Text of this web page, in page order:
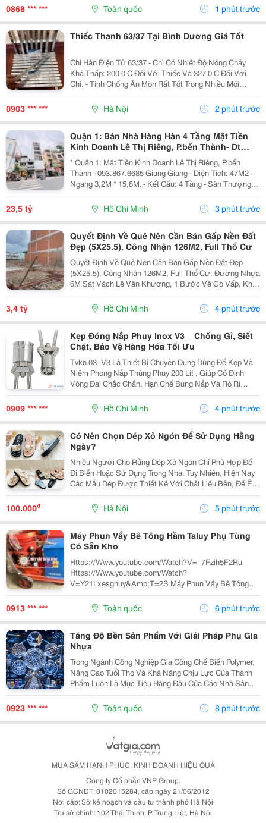
0868 *** *** Toàn quốc 1 phút trước
Thiếc Thanh 63/37 Tại Bình Dương Giá Tốt
Chì Hàn Điện Tử 63/37 - Chì Có Nhiệt Độ Nóng Chảy
Khá Thấp: 200 0 C Đối Với Thiếc Và 327 0 C Đối Với
Chì. - Tính Chống Ăn Mòn Rất Tốt Trong Nhiều Môi
Trường. + Ứng Dụng: - Dùng Để Hàn Dùng Trong Lĩnh
Vực Sản Xuất Quạt Điện, Bóng Điện, Bóng...
0903 *** *** Hà Nội 2 phút trước
Quận 1: Bán Nhà Hàng Hàn 4 Tầng Mặt Tiền
Kinh Doanh Lê Thị Riêng, P.bến Thành- Dt
47M2- Chính Chủ Giang Giang
* Quận 1: Mặt Tiền Kinh Doanh Lê Thị Riêng, P.bến
Thành - 093.867.6685 Giang Giang - Diện Tích: 47M2 -
Ngang 3,2M * 15,8M. - Kết Cấu: 4 Tầng - Sân Thượng. -
Sẵn Dòng Tiền Đều Hiện Đang Cho Nhà Hàn Hàn Quốc
Thuê. - Sổ Hồng Vuông Vức - Hoàn Công...
23,5 tỷ Hồ Chí Minh 3 phút trước
Quyết Định Về Quê Nên Cần Bán Gấp Nền Đất
Đẹp (5X25.5), Công Nhận 126M2, Full Thổ Cư
Quyết Định Về Quê Nên Cần Bán Gấp Nền Đất Đẹp
(5X25.5), Công Nhận 126M2, Full Thổ Cư. Đường Nhựa
6M Sát Vách Lê Văn Khương, 1 Bước Về Gò Vấp, Khu
Dân Cư Hiện Hữu Đông Kín Người Ở, Mình Mua Đã Xin
Nhà 4 Lầu Xây Ở, Nhưng Phát Sinh Việc Ngoài Quê
3,4 tỷ Hồ Chí Minh 4 phút trước
Kẹp Đóng Nắp Phuy Inox V3 _ Chống Gỉ, Siết
Chặt, Bảo Vệ Hàng Hóa Tối Ưu
Tvkn 03_V3 Là Thiết Bị Chuyên Dụng Dùng Để Kẹp Và
Niêm Phong Nắp Thùng Phuy 200 Lít , Giúp Cố Định
Vòng Đai Chắc Chắn, Hạn Chế Bung Nắp Và Rò Rỉ
Trong Quá Trình Lưu Kho, Vận Chuyển. Được Chế Tạo
Từ Inox Không Gỉ , Sản Phẩm Có Độ Bền Vượt Trội,
Thích...
0909 *** *** Hồ Chí Minh 4 phút trước
Có Nên Chọn Dép Xỏ Ngón Để Sử Dụng Hằng
Ngày?
Nhiều Người Cho Rằng Dép Xỏ Ngón Chỉ Phù Hợp Để
Đi Biển Hoặc Sử Dụng Trong Nhà. Tuy Nhiên, Hiện Nay
Các Mẫu Dép Được Thiết Kế Với Chất Liệu Bền, Đế Êm
Và Khả Năng Chống Trơn Trượt Nên Hoàn Toàn Có Thể
Sử Dụng Trong Nhiều Hoạt Động Hằng Ngày. Một...
100.000₫ Hà Nội 5 phút trước
Máy Phun Vẩy Bê Tông Hầm Taluy Phụ Tùng
Có Sẵn Kho
Https://Www.youtube.com/Watch?V=_7Fzih5F2Ru
Https://Www.youtube.com/Watch?
V=Y21Lxesghuy&Amp;T=2S Máy Phun Vẩy Bê Tông
Pz5 Nhỏ Gọn, Vận Chuyển Dễ Dàng, Hiệu Quả Công
Việc Cao, Chất Lượng Tốt, Bền Bỉ, Mạnh Mẽ, Giá Cả
Hợp Lý. Máy Phu Vẩy Bê Tông...
0913 *** *** Toàn quốc 6 phút trước
Tăng Độ Bền Sản Phẩm Với Giải Pháp Phụ Gia
Nhựa
Trong Ngành Công Nghiệp Gia Công Chế Biến Polymer,
Nâng Cao Tuổi Thọ Và Khả Năng Chịu Lực Của Thành
Phẩm Luôn Là Mục Tiêu Hàng Đầu Của Các Nhà Sản
Xuất. Dù Sử Dụng Các Dòng Hạt Nhựa Nguyên Sinh
Cao Cấp (Như Pp, Pe, Abs, Pc), Nhựa Nền Đơn Thuần
0923 *** *** Toàn quốc 8 phút trước
MUA SẮM HẠNH PHÚC, KINH DOANH HIỆU QUẢ
Công ty Cổ phần VNP Group.
Số GCNDT: 0102015284, cấp ngày 21/06/2012
Nơi cấp: Sở kế hoạch và đầu tư thành phố Hà Nội
Trụ sở chính: 102 Thái Thịnh, P. Trung Liệt, Hà Nội